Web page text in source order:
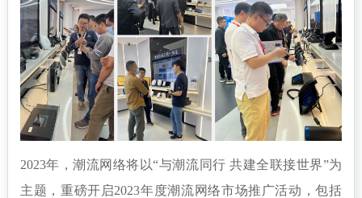
2023年，潮流网络将以“与潮流同行 共建全联接世界”为
主题，重磅开启2023年度潮流网络市场推广活动，包括